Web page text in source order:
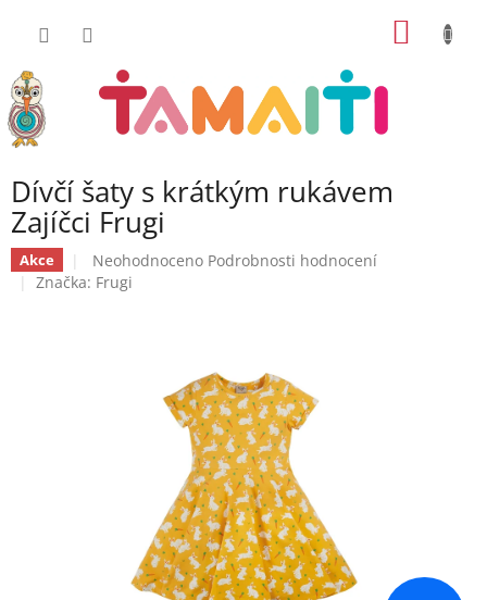
Dívčí šaty s krátkým rukávem
Zajíčci Frugi
Akce
Průměrné
hodnocení
hvězdiček.
Neohodnoceno Podrobnosti hodnocení
Značka: Frugi